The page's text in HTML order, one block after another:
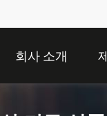
회사 소개